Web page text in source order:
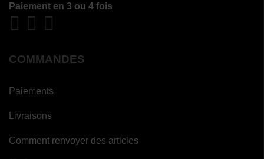
Paiement en 3 ou 4 fois
COMMANDES
Paiements
Livraisons
Comment renvoyer des articles